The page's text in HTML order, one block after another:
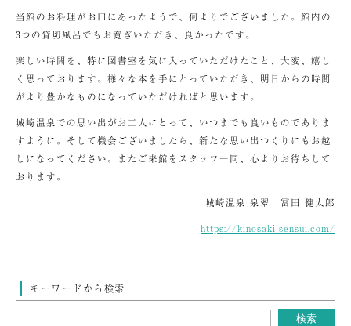
当館のお料理がお口にあったようで、何よりでございました。館内の
3つの貸切風呂でもお寛ぎいただき、良かったです。
楽しい時間を、特に図書室を気に入っていただけたこと、大変、嬉し
く思っております。様々な本を手にとっていただき、明日からの時間
がより豊かなものになっていただければと思います。
城崎温泉での思い出がお二人にとって、いつまでも良いものでありま
すように。そして機会ございましたら、新たな思い出つくりにもお越
しになってください。またご来館をスタッフ一同、心よりお待ちして
おります。
城崎温泉 泉翠 冨田 健太郎
https://kinosaki-sensui.com/
キーワードから検索